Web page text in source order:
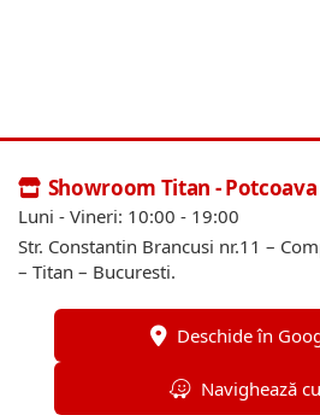
Showroom Titan - Potcoava
Luni - Vineri: 10:00 - 19:00
Str. Constantin Brancusi nr.11 –
– Titan – Bucuresti.
Deschide în
Navighează